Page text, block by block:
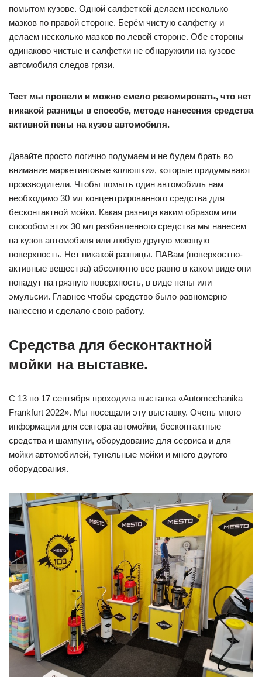
помытом кузове. Одной салфеткой делаем несколько
мазков по правой стороне. Берём чистую салфетку и
делаем несколько мазков по левой стороне. Обе стороны
одинаково чистые и салфетки не обнаружили на кузове
автомобиля следов грязи.
Тест мы провели и можно смело резюмировать, что нет
никакой разницы в способе, методе нанесения средства
активной пены на кузов автомобиля.
Давайте просто логично подумаем и не будем брать во
внимание маркетинговые «плюшки», которые придумывают
производители. Чтобы помыть один автомобиль нам
необходимо 30 мл концентрированного средства для
бесконтактной мойки. Какая разница каким образом или
способом этих 30 мл разбавленного средства мы нанесем
на кузов автомобиля или любую другую моющую
поверхность. Нет никакой разницы. ПАВам (поверхостно-
активные вещества) абсолютно все равно в каком виде они
попадут на грязную поверхность, в виде пены или
эмульсии. Главное чтобы средство было равномерно
нанесено и сделало свою работу.
Средства для бесконтактной
мойки на выставке.
С 13 по 17 сентября проходила выставка «Automechanika
Frankfurt 2022». Мы посещали эту выставку. Очень много
информации для сектора автомойки, бесконтактные
средства и шампуни, оборудование для сервиса и для
мойки автомобилей, тунельные мойки и много другого
оборудования.